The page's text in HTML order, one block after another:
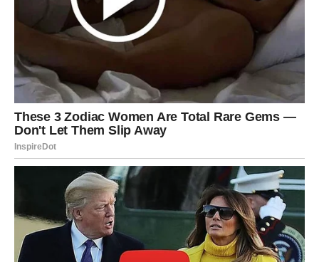
dobija. Uvek su tu za druge, spremne da pomognu,
saslušaju i budu podrška čak i kada njima samima nije
lako. Upravo zbog toga karma sada odlučuje da ih nagradi
na poseban način.
Pred Devicama je jedan od najvažnijih perioda u
poslednjih nekoliko godina.
Sve ono što ih je kočilo polako ostaje iza njih. Problemi
koji su ih iscrpljivali počeće da se rešavaju jedan po
jedan, a život će konačno početi da im pokazuje svoju
lepšu stranu.
Najveće čudo očekuje ih kroz emocije. Mnogi pripadnici